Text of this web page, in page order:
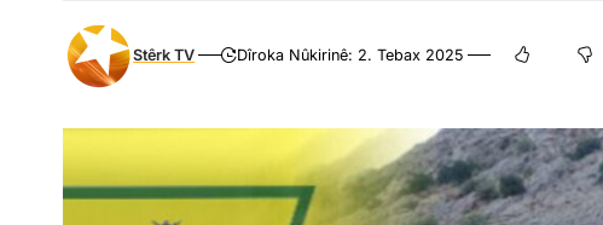
Stêrk TV Dîroka Nûkirinê: 2. Tebax 2025